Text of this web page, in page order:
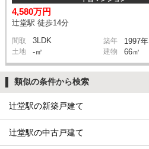
4,580万円
辻堂駅 徒歩14分
間取 3LDK 築年 1997年
土地 -㎡ 建物 66㎡
類似の条件から検索
辻堂駅の新築戸建て
辻堂駅の中古戸建て